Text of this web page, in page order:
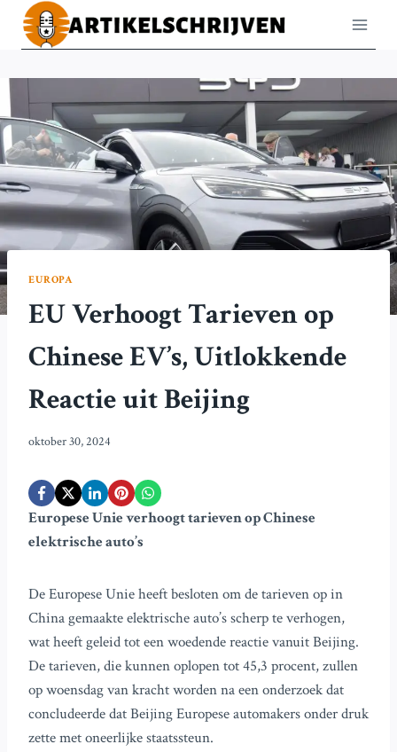
Doorgaan
naar
EUROPA
EU Verhoogt Tarieven op
Chinese EV’s, Uitlokkende
Reactie uit Beijing
oktober 30, 2024
Europese Unie verhoogt tarieven op Chinese
elektrische auto’s
De Europese Unie heeft besloten om de tarieven op in
China gemaakte elektrische auto’s scherp te verhogen,
wat heeft geleid tot een woedende reactie vanuit Beijing.
De tarieven, die kunnen oplopen tot 45,3 procent, zullen
op woensdag van kracht worden na een onderzoek dat
concludeerde dat Beijing Europese automakers onder druk
zette met oneerlijke staatssteun.